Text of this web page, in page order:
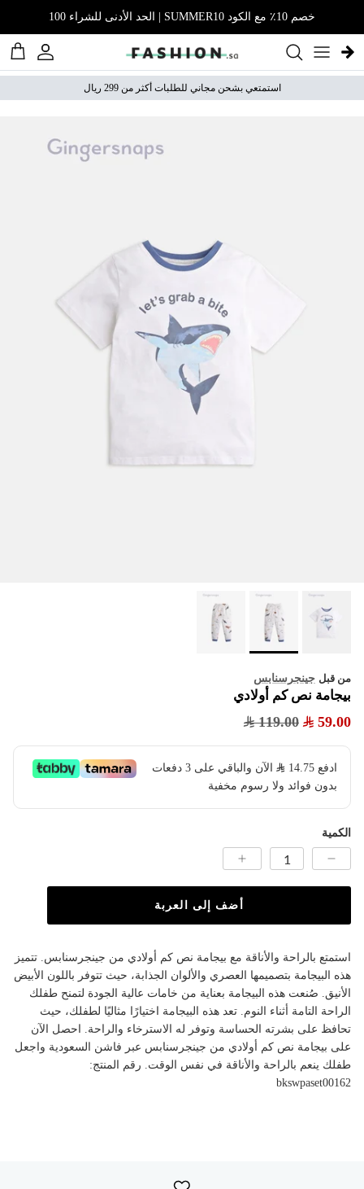
خصم 10٪ مع الكود SUMMER10 | الحد الأدنى للشراء 100
الحساب
استمتعي بشحن مجاني للطلبات أكثر من 299 ريال
من قبل جينجرسنابس
بيجامة نص كم أولادي
59.00
119.00
ادفع 14.75
​ الآن والباقي على 3 دفعات
بدون فوائد ولا رسوم مخفية
الكمية
أضف إلى العربة
استمتع بالراحة والأناقة مع بيجامة نص كم أولادي من جينجرسنابس. تتميز
هذه البيجامة بتصميمها العصري والألوان الجذابة، حيث تتوفر باللون الأبيض
الأنيق. صُنعت هذه البيجامة بعناية من خامات عالية الجودة لتمنح طفلك
الراحة التامة أثناء النوم. تعد هذه البيجامة اختيارًا مثاليًا لطفلك، حيث
تحافظ على بشرته الحساسة وتوفر له الاسترخاء والراحة. احصل الآن
على بيجامة نص كم أولادي من جينجرسنابس عبر فاشن السعودية واجعل
طفلك ينعم بالراحة والأناقة في نفس الوقت. رقم المنتج:
bkswpaset00162